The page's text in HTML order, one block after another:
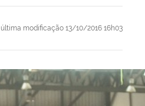
última modificação13/10/2016 16h03